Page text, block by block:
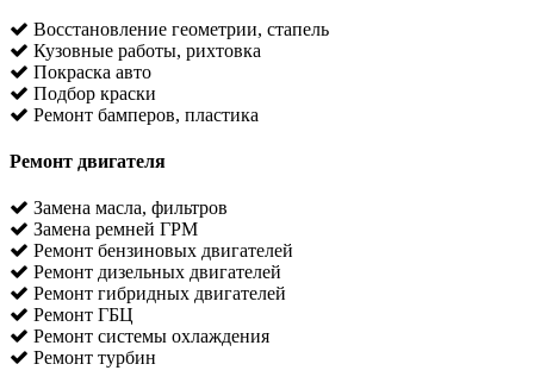
Восстановление геометрии, стапель
Кузовные работы, рихтовка
Покраска авто
Подбор краски
Ремонт бамперов, пластика
Ремонт двигателя
Замена масла, фильтров
Замена ремней ГРМ
Ремонт бензиновых двигателей
Ремонт дизельных двигателей
Ремонт гибридных двигателей
Ремонт ГБЦ
Ремонт системы охлаждения
Ремонт турбин